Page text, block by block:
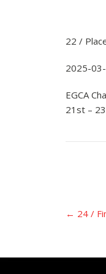
22 /
2025-
EGCA
21st –
← 24 /